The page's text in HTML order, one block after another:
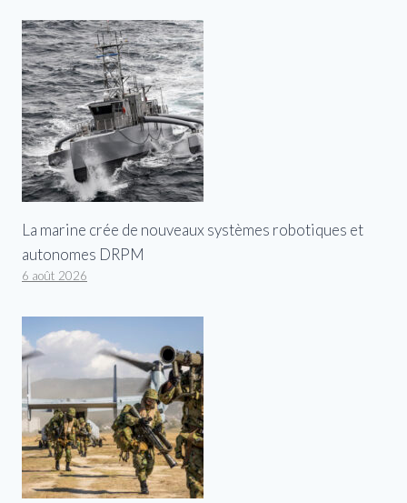
La marine crée de nouveaux systèmes robotiques et
autonomes DRPM
6 août 2026